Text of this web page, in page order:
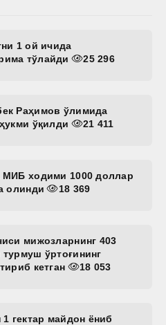
1 ой ичида
тўлайди
25 296
Раҳимов ўлимида
ўқилди
21 411
МИБ ходими 1000 доллар
олинди
18 369
мижозларнинг 403
ўртоғининг
кетган
18 053
гектар майдон ёниб